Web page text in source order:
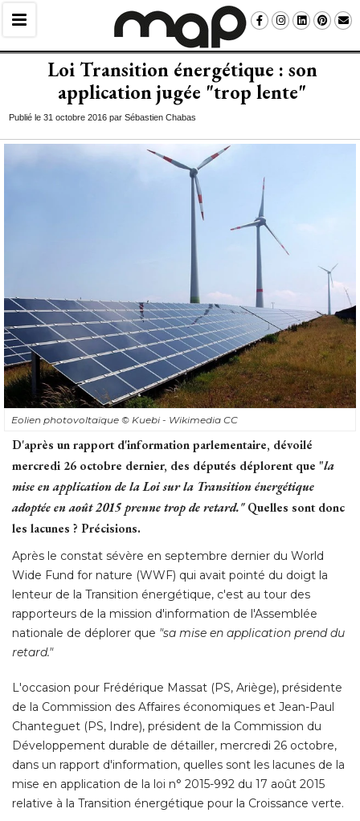
Loi Transition énergétique : son
application jugée "trop lente"
Publié le 31 octobre 2016 par Sébastien Chabas
Eolien photovoltaïque © Kuebi - Wikimedia CC
D'après un rapport d'information parlementaire, dévoilé
mercredi 26 octobre dernier, des députés déplorent que "la
mise en application de la Loi sur la Transition énergétique
adoptée en août 2015 prenne trop de retard." Quelles sont donc
les lacunes ? Précisions.
Après le constat sévère en septembre dernier du World
Wide Fund for nature (WWF) qui avait pointé du doigt la
lenteur de la Transition énergétique, c'est au tour des
rapporteurs de la mission d'information de l'Assemblée
nationale de déplorer que "sa mise en application prend du
retard."
L'occasion pour Frédérique Massat (PS, Ariège), présidente
de la Commission des Affaires économiques et Jean-Paul
Chanteguet (PS, Indre), président de la Commission du
Développement durable de détailler, mercredi 26 octobre,
dans un rapport d'information, quelles sont les lacunes de la
mise en application de la loi n° 2015-992 du 17 août 2015
relative à la Transition énergétique pour la Croissance verte.